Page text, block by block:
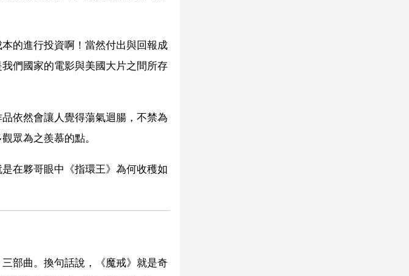
的進行投資啊！當然付出與回報成
們國家的電影與美國大片之間所存
依然會讓人覺得蕩氣迴腸，不禁為
眾為之羨慕的點。
在夥哥眼中《指環王》為何收穫如
部曲。換句話說，《魔戒》就是奇